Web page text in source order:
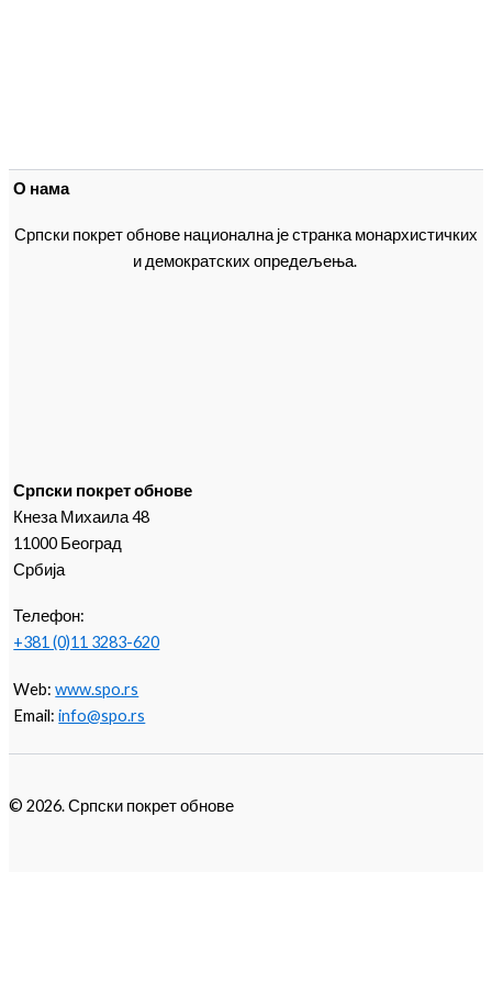
О нама
Српски покрет обнове национална је странка монархистичких
и демократских опредељења.
Српски покрет обнове
Кнеза Михаила 48
11000 Београд
Србија
Телефон:
+381 (0)11 3283-620
Web:www.spo.rs
Email:info@spo.rs
© 2026. Српски покрет обнове